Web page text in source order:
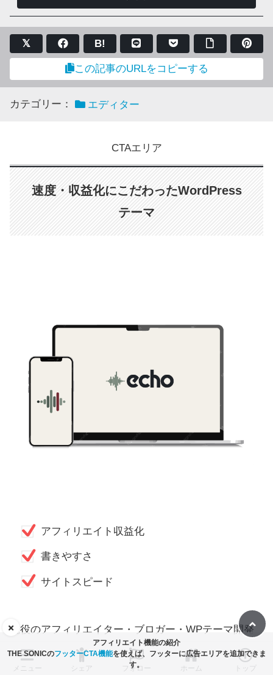
B!
この記事のURLをコピーする
カテゴリー： エディター
CTAエリア
速度・収益化にこだわったWordPress
テーマ
アフィリエイト収益化
書きやすさ
サイトスピード
現役のアフィリエイター・ブロガー・WPテーマ開発
者が作った、書き心地とマネタイズに特化した
WordPressテーマ。
メニュー シェア フォロー ホーム トップ
アフィリエイト機能の紹介
THE SONICのフッターCTA機能を使えば、フッターに広告エリアを追加できま
す。